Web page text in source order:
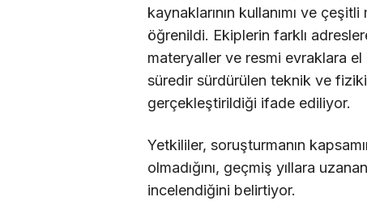
kaynaklarının kullanımı ve
öğrenildi. Ekiplerin farklı
materyaller ve resmi evraklara
süredir sürdürülen teknik ve fiziki
gerçekleştirildiği ifade ediliyor.
Yetkililer, soruşturmanın
olmadığını, geçmiş yıllara
incelendiğini belirtiyor.